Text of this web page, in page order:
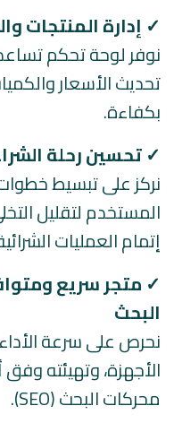
✓ إدارة المنتجات
نوفر لوحة تحكم
تحديث الأسعار
بكفاءة.
✓تحسين رحلة
نركز على تبسيط
المستخدم لتقليل
إتمام العمليات
✓ متجر سريع
البحث
نحرص على سرعة
الأجهزة، وتهيئته
محركات البحث (SEO).